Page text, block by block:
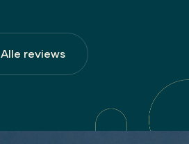
Alle reviews